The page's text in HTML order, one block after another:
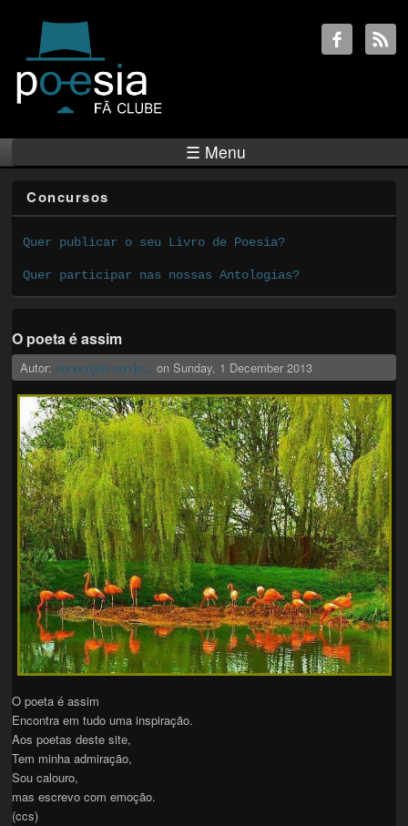
☰ Menu
Concursos
Quer publicar o seu Livro de Poesia?
Quer participar nas nossas Antologias?
O poeta é assim
Autor:conceição corde... on Sunday, 1 December 2013
O poeta é assim
Encontra em tudo uma inspiração.
Aos poetas deste site,
Tem minha admiração,
Sou calouro,
mas escrevo com emoção.
(ccs)